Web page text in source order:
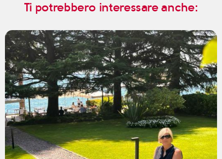
Ti potrebbero interessare anche: